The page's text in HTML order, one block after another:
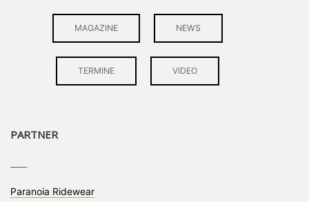
MAGAZINE NEWS
TERMINE VIDEO
PARTNER
Paranoia Ridewear